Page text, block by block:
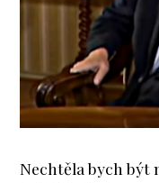
Nechtěla bych být